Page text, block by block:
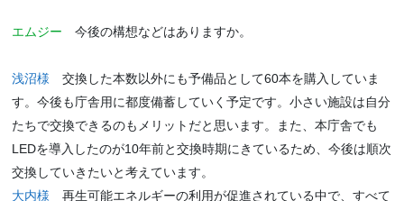
エムジー 今後の構想などはありますか。
浅沼様 交換した本数以外にも予備品として60本を購入していま
す。今後も庁舎用に都度備蓄していく予定です。小さい施設は自分
たちで交換できるのもメリットだと思います。また、本庁舎でも
LEDを導入したのが10年前と交換時期にきているため、今後は順次
交換していきたいと考えています。
大内様 再生可能エネルギーの利用が促進されている中で、すべて